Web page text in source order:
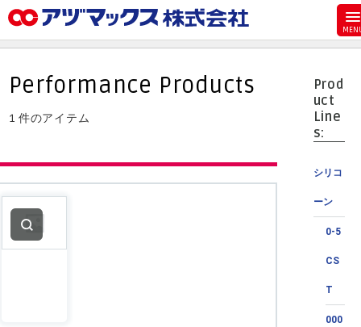
お気に入り
カート
代理店一覧
支払い
Prod
uct
Line
s:
シリコ
ーン
0-5
CS
T
000
Performance Products
1 件のアイテム